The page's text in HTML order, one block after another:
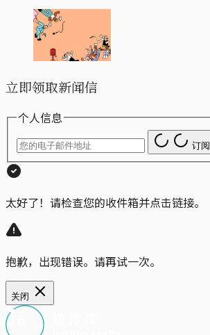
立即领取新闻信
个人信息
订阅
太好了！请检查您的收件箱并点击链接。
抱歉，出现错误。请再试一次。
关闭